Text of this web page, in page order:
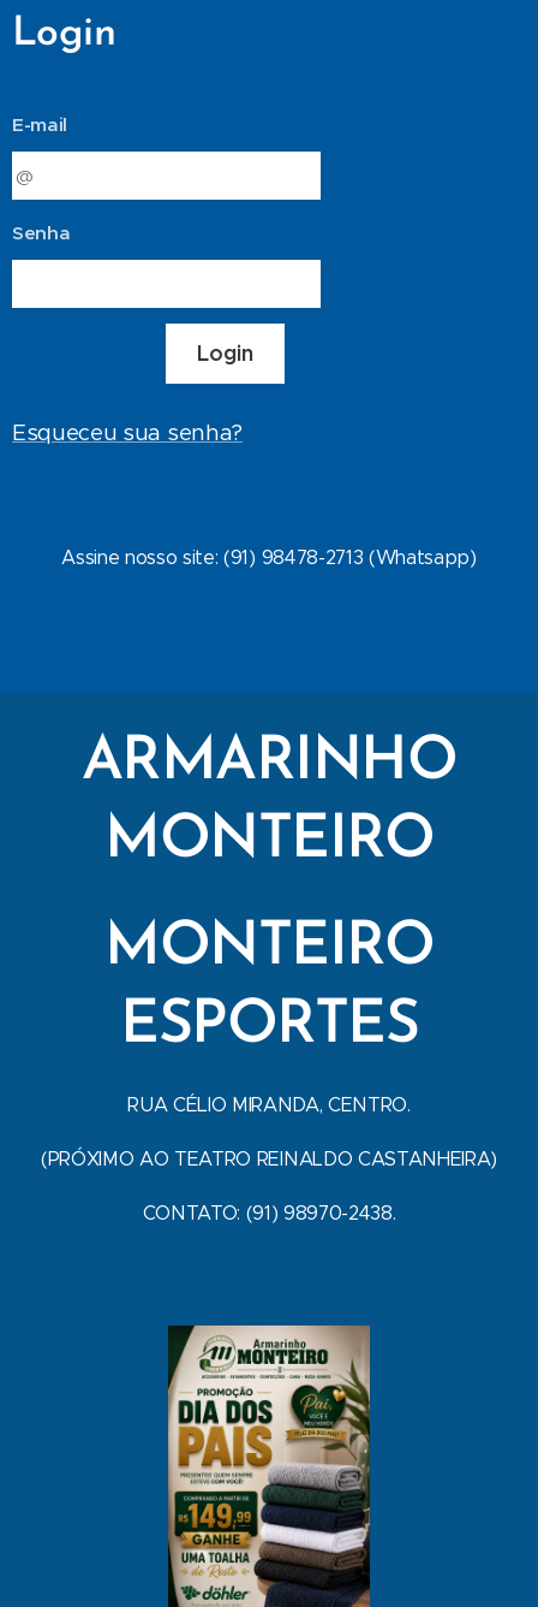
Login
E-mail
Senha
Login
Esqueceu sua senha?
Assine nosso site: (91) 98478-2713 (Whatsapp)
ARMARINHO
MONTEIRO
MONTEIRO
ESPORTES
RUA CÉLIO MIRANDA, CENTRO.
(PRÓXIMO AO TEATRO REINALDO CASTANHEIRA)
CONTATO: (91) 98970-2438.